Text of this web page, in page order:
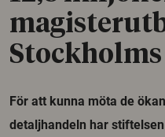
För att kunna möta de
detaljhandeln har